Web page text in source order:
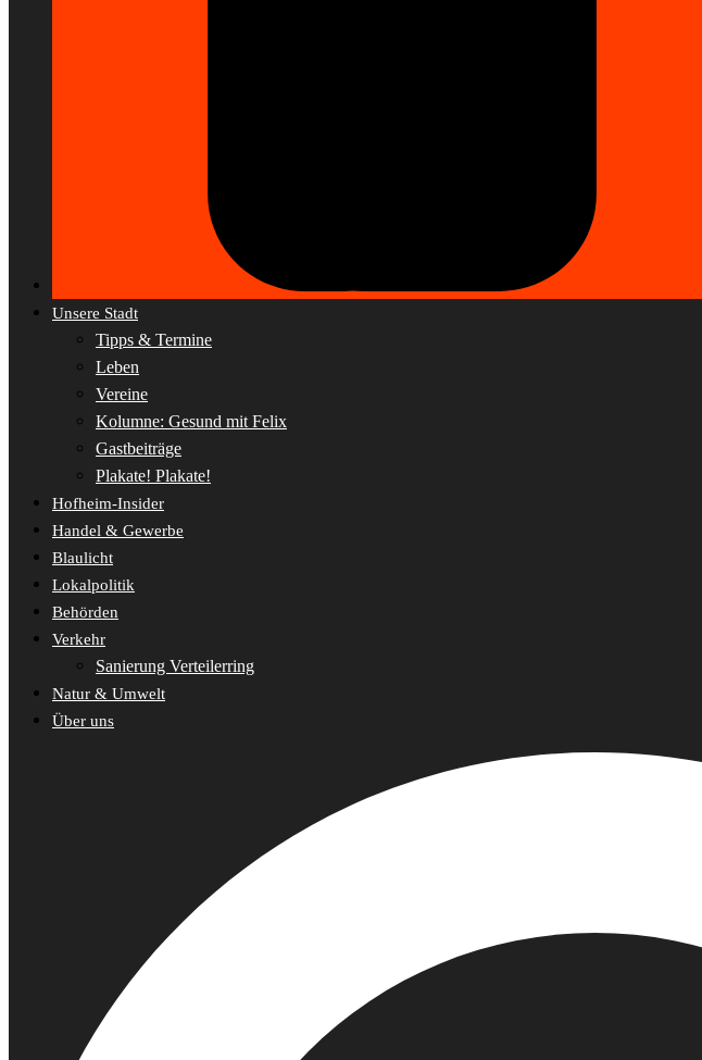
Unsere Stadt
Tipps & Termine
Leben
Vereine
Kolumne: Gesund mit Felix
Gastbeiträge
Plakate! Plakate!
Hofheim-Insider
Handel & Gewerbe
Blaulicht
Lokalpolitik
Behörden
Verkehr
Sanierung Verteilerring
Natur & Umwelt
Über uns